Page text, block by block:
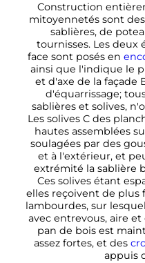
Construction
mitoyennetés sont
sablières, de
tournisses. Les deux
face sont posés en
ainsi que l'indique le
et d'axe de la façade
d'équarrissage;
sablières et solives,
Les solives C des
hautes assemblées
soulagées par des
et à l'extérieur, et
extrémité la sablière
Ces solives étant
elles reçoivent de plus
lambourdes, sur
avec entrevous, aire
pan de bois est
assez fortes, et des
appuis